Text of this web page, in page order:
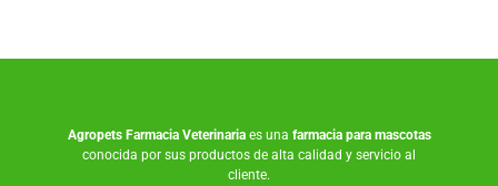
Agropets Farmacia Veterinariaes una farmacia para mascotas
conocida por sus productos de alta calidad y servicio al
cliente.